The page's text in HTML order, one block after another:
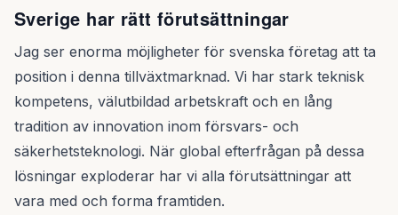
Sverige har rätt förutsättningar
Jag ser enorma möjligheter för svenska företag att ta
position i denna tillväxtmarknad. Vi har stark teknisk
kompetens, välutbildad arbetskraft och en lång
tradition av innovation inom försvars- och
säkerhetsteknologi. När global efterfrågan på dessa
lösningar exploderar har vi alla förutsättningar att
vara med och forma framtiden.